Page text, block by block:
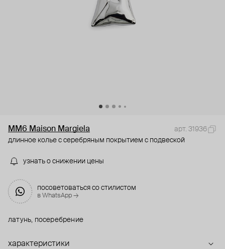
MM6 Maison Margiela
арт. 31936
длинное колье с серебряным покрытием с подвеской
узнать о снижении цены
посоветоваться со стилистом
в WhatsApp →
латунь, посеребрение
характеристики